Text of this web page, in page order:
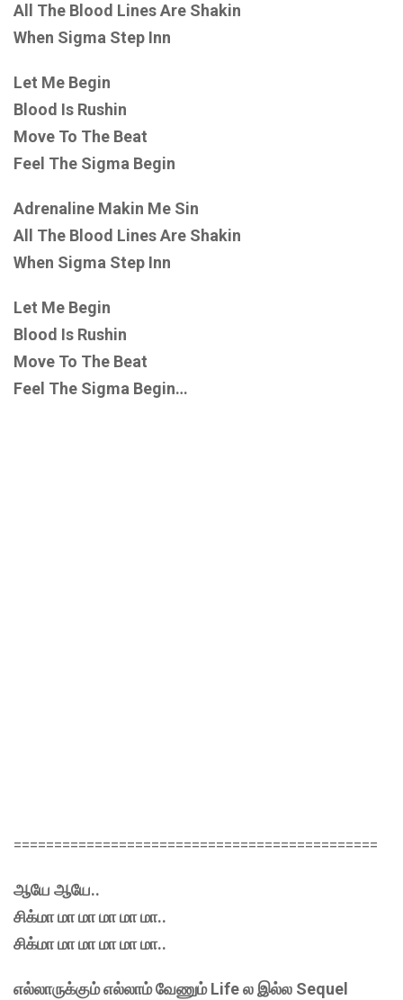
All The Blood Lines Are Shakin
When Sigma Step Inn
Let Me Begin
Blood Is Rushin
Move To The Beat
Feel The Sigma Begin
Adrenaline Makin Me Sin
All The Blood Lines Are Shakin
When Sigma Step Inn
Let Me Begin
Blood Is Rushin
Move To The Beat
Feel The Sigma Begin…
=============================================
ஆயே ஆயே..
சிக்மா மா மா மா மா மா..
சிக்மா மா மா மா மா மா..
எல்லாருக்கும் எல்லாம் வேணும் Life ல இல்ல Sequel